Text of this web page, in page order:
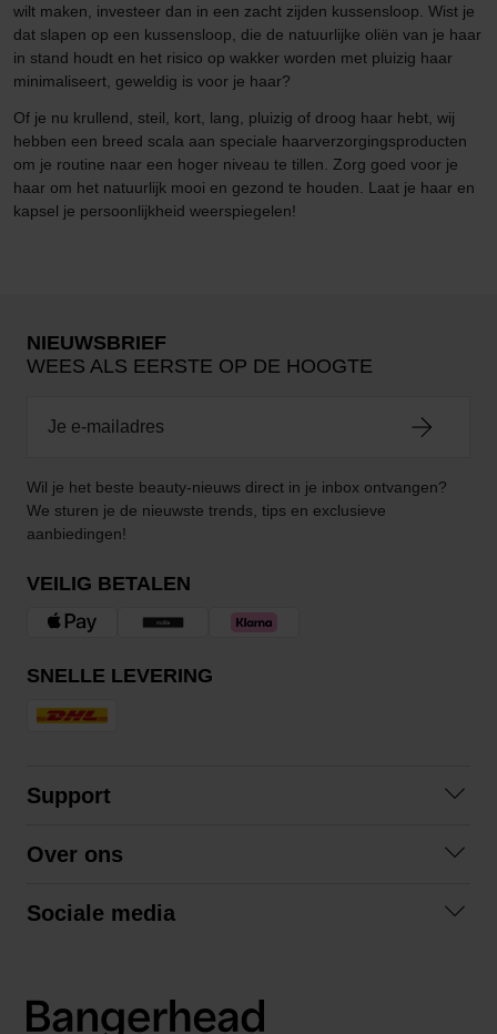
wilt maken, investeer dan in een zacht zijden kussensloop. Wist je
dat slapen op een kussensloop, die de natuurlijke oliën van je haar
in stand houdt en het risico op wakker worden met pluizig haar
minimaliseert, geweldig is voor je haar?
Of je nu krullend, steil, kort, lang, pluizig of droog haar hebt, wij
hebben een breed scala aan speciale haarverzorgingsproducten
om je routine naar een hoger niveau te tillen. Zorg goed voor je
haar om het natuurlijk mooi en gezond te houden. Laat je haar en
kapsel je persoonlijkheid weerspiegelen!
NIEUWSBRIEF
WEES ALS EERSTE OP DE HOOGTE
Wil je het beste beauty-nieuws direct in je inbox ontvangen?
We sturen je de nieuwste trends, tips en exclusieve
aanbiedingen!
VEILIG BETALEN
SNELLE LEVERING
Support
Algemene voorwaarden
Over ons
Sociale media
LinkedIn